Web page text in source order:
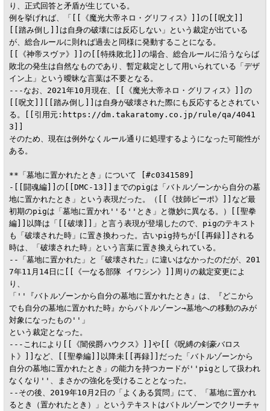
り、正式回答と矛盾が生じている。
例を挙げれば、「[[《魔光大帝ネロ・グリフィス》]]の[[呪文]]
[[踏み倒し]]は自身の破壊には反応しない」という裁定が出ている
が、総合ルールに則れば過去と同様に発動することになる。
[[《神帝スヴァ》]]の[[特殊敗北]]の場合、総合ルールに沿うならば
敗北の発生は自然なものであり、暫定裁定として用いられている「デザ
イン上」という曖昧な言葉は不要となる。
---なお、2021年10月現在、[[《魔光大帝ネロ・グリフィス》]]の
[[呪文]][[踏み倒し]]は自身が破壊された際にも反応するとされてい
る。[[引用元:https://dm.takaratomy.co.jp/rule/qa/4041
3]]
そのため、現在は例外なくルール通りに処理するようになった可能性が
ある。
**「墓地に置かれたとき」について [#c0341589]
-[[闘魂編]]の[[DMC-13]]までのpigは「バトルゾーンから自分の墓
地に置かれたとき」という表現だった。（[[《技師ピーポ》]]など最
初期のpigは「墓地に置かれ''る''とき」と微妙に異なる。）[[聖拳
編]]以降は「[[破壊]]」と言う表現が登場したので、pigのテキスト
も「破壊された時」に置き換わった。古いpig持ちが[[再録]]される
時は、「破壊された時」という言葉に置き換えられている。
--「墓地に置かれた」と「破壊された」に違いはなかったのだが、201
7年11月14日に[[《一なる部隊 イワシン》]]周りの裁定変更によ
り、
「''『バトルゾーンから自分の墓地に置かれたとき』は、『どこから
でも自分の墓地に置かれた時』からバトルゾーン→墓地への移動のみが
対象になったもの''」
という裁定となった。
---これにより[[《闇侯爵ハウクス》]]や[[《呪縛の剣豪バロス
ト》]]など、[[聖拳編]]以降未[[再録]]だった「バトルゾーンから
自分の墓地に置かれたとき」の能力を持つカードが''pigとして扱われ
なくなり''、まさかの強化を受けることとなった。
--その後、2019年10月2日の「よくある質問」にて、「墓地に置かれ
るとき（置かれたとき）」というテキストはバトルゾーンでクリーチャ